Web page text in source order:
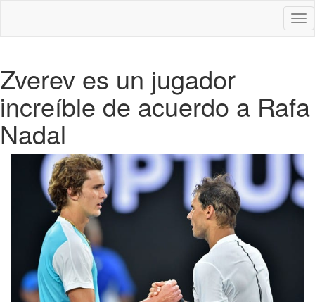
Zverev es un jugador
increíble de acuerdo a Rafa
Nadal